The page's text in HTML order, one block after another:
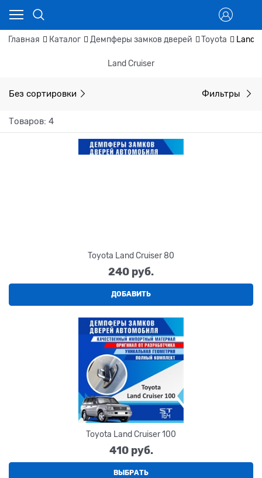
Главная Каталог Демпферы замков дверей Toyota Land
Land Cruiser
Без сортировки Фильтры
Товаров: 4
Toyota Land Cruiser 80
240 руб.
ДОБАВИТЬ
Toyota Land Cruiser 100
410 руб.
ВЫБРАТЬ